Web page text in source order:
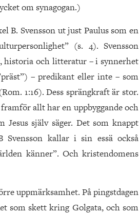
om synagogan.)
B. Svensson ut just Paulus som en
(s. 4). Svensson
historia och litteratur – i synnerhet
– predikant eller inte – som
1:16). Dess sprängkraft är stor.
allt har en uppbyggande och
Jesus själv säger. Det som knappt
kallar i sin essä också
känner”. Och kristendomens
uppmärksamhet. På pingstdagen
som skett kring Golgata, och som